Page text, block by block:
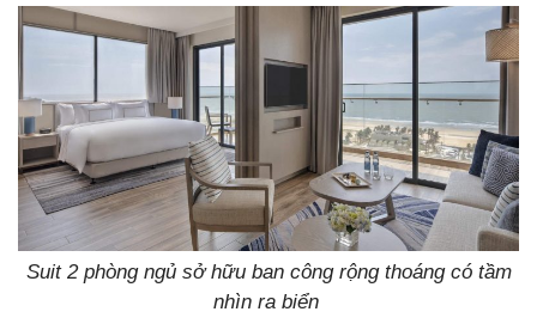
Suit 2 phòng ngủ sở hữu ban công rộng thoáng có tầm
nhìn ra biển